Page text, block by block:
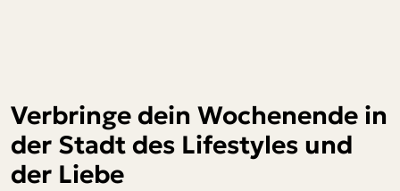
Verbringe dein Wochenende in
der Stadt des Lifestyles und
der Liebe